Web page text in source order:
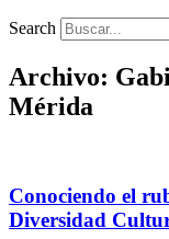
Search
Archivo:
Mérida
Conociendo el
Diversidad